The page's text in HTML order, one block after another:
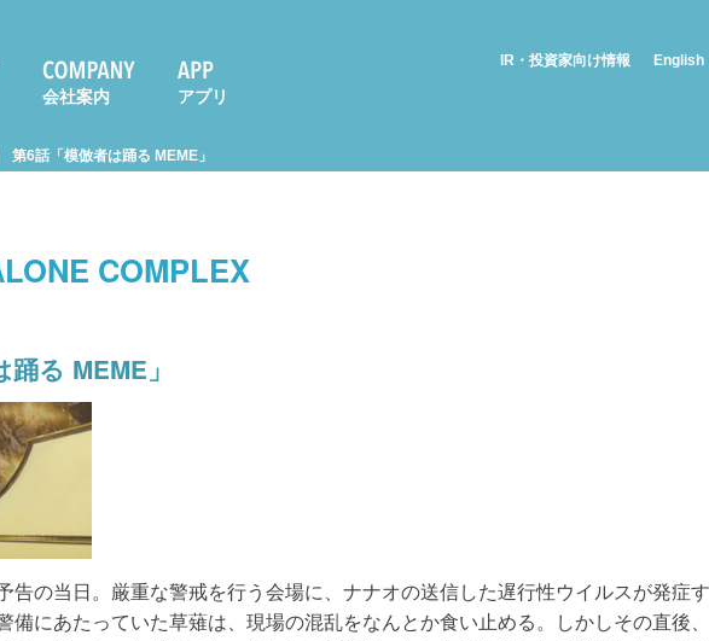
会社案内 アプリ
IR・投資家向け情報 English
第6話「模倣者は踊る MEME」
COMPLEX
る MEME」
告の当日。厳重な警戒を行う会場に、ナナオの送信した遅行性ウイルスが発症
備にあたっていた草薙は、現場の混乱をなんとか食い止める。しかしその直後